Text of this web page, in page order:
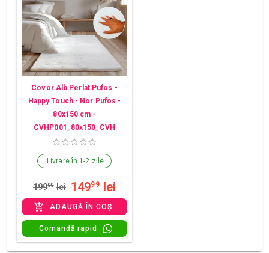
Covor Alb Perlat Pufos -
Happy Touch - Nor Pufos -
80x150 cm -
CVHP001_80x150_CVH
Livrare în 1-2 zile
19900 lei 14999 lei
ADAUGĂ ÎN COȘ
Comandă rapid